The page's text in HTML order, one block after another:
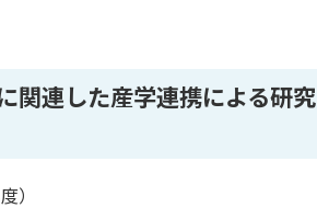
関連した産学連携による研究
）